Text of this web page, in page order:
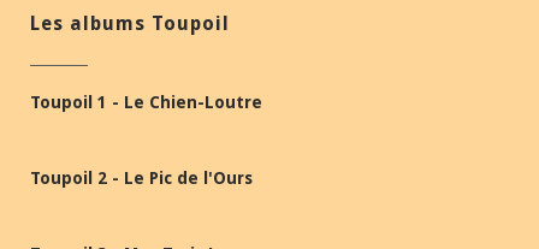
Les albums Toupoil
Toupoil 1 - Le Chien-Loutre
Toupoil 2 - Le Pic de l'Ours